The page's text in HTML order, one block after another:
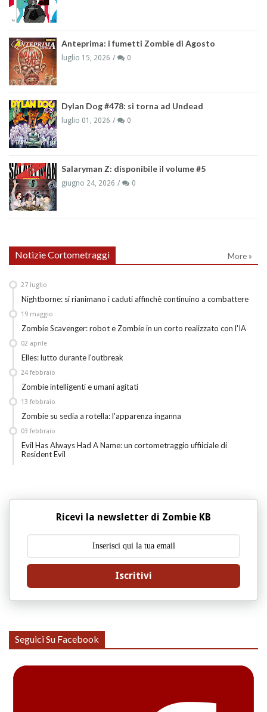
Anteprima: i fumetti Zombie di Agosto
luglio 15, 2026 0
Dylan Dog #478: si torna ad Undead
luglio 01, 2026 0
Salaryman Z: disponibile il volume #5
giugno 24, 2026 0
Notizie Cortometraggi More »
Nightborne: si rianimano i caduti affinchè continuino a combattere
27 luglio
Zombie Scavenger: robot e Zombie in un corto realizzato con l'IA
19 maggio
Elles: lutto durante l'outbreak
02 aprile
Zombie intelligenti e umani agitati
24 febbraio
Zombie su sedia a rotella: l'apparenza inganna
13 febbraio
Evil Has Always Had A Name: un cortometraggio uffiiciale di
Resident Evil
03 febbraio
Ricevi la newsletter di Zombie KB
Iscritivi
Seguici Su Facebook